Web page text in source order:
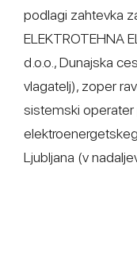
podlagi zahtevka
ELEKTROTEHNA
d.o.o., Dunajska
vlagatelj), zoper
sistemski
Ljubljana (v